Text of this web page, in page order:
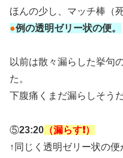
ほんの少し、マッチ棒（
●例の透明ゼリー状の便。
以前は散々漏らした挙句
た。
下腹痛くまだ漏らしそうだ
⑤23:20 （漏らす❗️）
↑同じく透明ゼリー状の便